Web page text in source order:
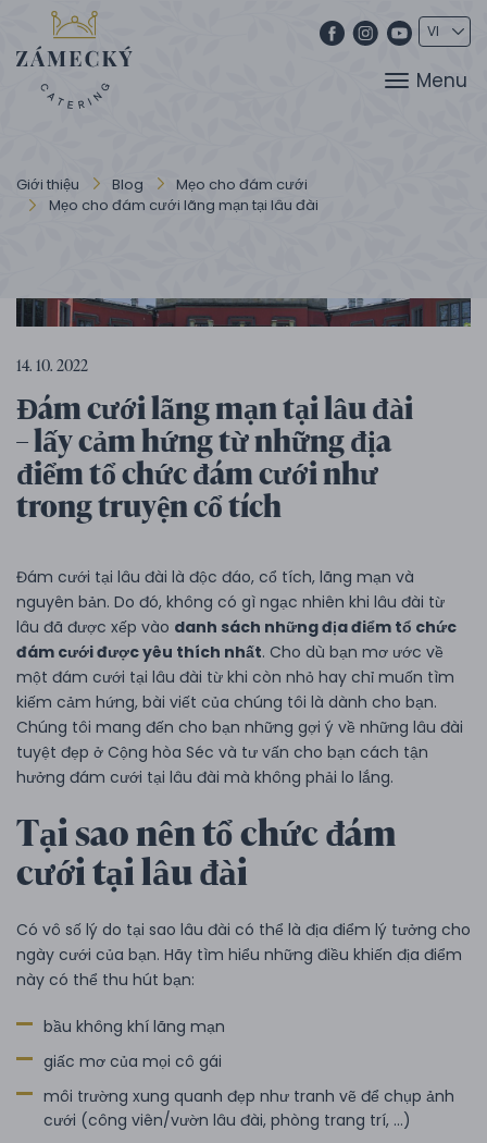
Menu
Giới thiệu Blog
Mẹo cho đám cưới
Mẹo cho đám cưới lãng mạn tại lâu đài
14. 10. 2022
Đám cưới lãng mạn tại lâu đài
– lấy cảm hứng từ những địa
điểm tổ chức đám cưới như
trong truyện cổ tích
Đám cưới tại lâu đài là độc đáo, cổ tích, lãng mạn và
nguyên bản. Do đó, không có gì ngạc nhiên khi lâu đài từ
lâu đã được xếp vào danh sách những địa điểm tổ chức
đám cưới được yêu thích nhất. Cho dù bạn mơ ước về
một đám cưới tại lâu đài từ khi còn nhỏ hay chỉ muốn tìm
kiếm cảm hứng, bài viết của chúng tôi là dành cho bạn.
Chúng tôi mang đến cho bạn những gợi ý về những lâu đài
tuyệt đẹp ở Cộng hòa Séc và tư vấn cho bạn cách tận
hưởng đám cưới tại lâu đài mà không phải lo lắng.
Tại sao nên tổ chức đám
cưới tại lâu đài
Có vô số lý do tại sao lâu đài có thể là địa điểm lý tưởng cho
ngày cưới của bạn. Hãy tìm hiểu những điều khiến địa điểm
này có thể thu hút bạn:
bầu không khí lãng mạn
giấc mơ của mọi cô gái
môi trường xung quanh đẹp như tranh vẽ để chụp ảnh
cưới (công viên/vườn lâu đài, phòng trang trí, ...)